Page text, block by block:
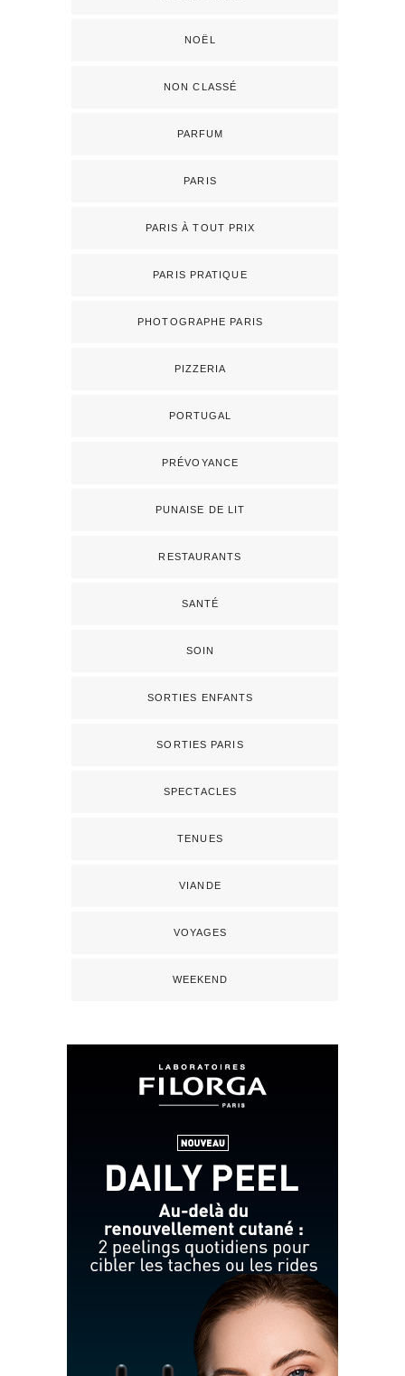
NOËL
NON CLASSÉ
PARFUM
PARIS
PARIS À TOUT PRIX
PARIS PRATIQUE
PHOTOGRAPHE PARIS
PIZZERIA
PORTUGAL
PRÉVOYANCE
PUNAISE DE LIT
RESTAURANTS
SANTÉ
SOIN
SORTIES ENFANTS
SORTIES PARIS
SPECTACLES
TENUES
VIANDE
VOYAGES
WEEKEND